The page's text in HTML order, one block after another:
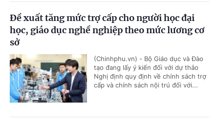
Đề xuất tăng mức trợ cấp cho người học đại
học, giáo dục nghề nghiệp theo mức lương cơ
sở
(Chinhphu.vn) - Bộ Giáo dục và Đào
tạo đang lấy ý kiến đối với dự thảo
Nghị định quy định về chính sách trợ
cấp và chính sách nội trú đối với...